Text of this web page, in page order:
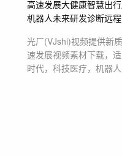
高速发展大健康智慧出行
机器人未来研发诊断远程
光厂(VJshi)视频提供新
速发展视频素材下载，
时代，科技医疗，机器